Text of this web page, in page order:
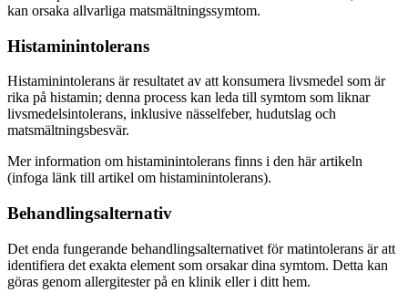
kan orsaka allvarliga matsmältningssymtom.
Histaminintolerans
Histaminintolerans är resultatet av att konsumera livsmedel som är
rika på histamin; denna process kan leda till symtom som liknar
livsmedelsintolerans, inklusive nässelfeber, hudutslag och
matsmältningsbesvär.
Mer information om histaminintolerans finns i den här artikeln
(infoga länk till artikel om histaminintolerans).
Behandlingsalternativ
Det enda fungerande behandlingsalternativet för matintolerans är att
identifiera det exakta element som orsakar dina symtom. Detta kan
göras genom allergitester på en klinik eller i ditt hem.